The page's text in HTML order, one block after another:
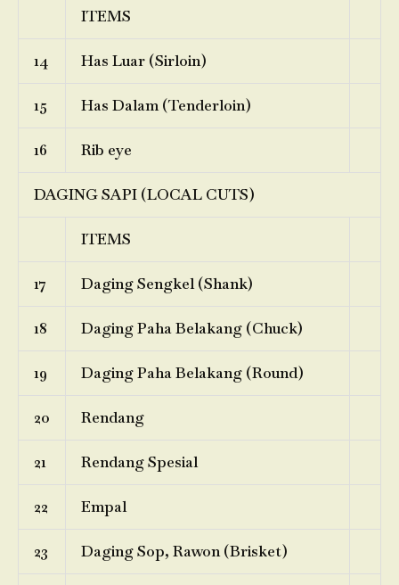
ITEMS
14 Has Luar (Sirloin)
15 Has Dalam (Tenderloin)
16 Rib eye
DAGING SAPI (LOCAL CUTS)
ITEMS
17 Daging Sengkel (Shank)
18 Daging Paha Belakang (Chuck)
19 Daging Paha Belakang (Round)
20 Rendang
21 Rendang Spesial
22 Empal
23 Daging Sop, Rawon (Brisket)